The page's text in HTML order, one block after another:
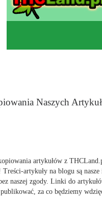
Naszych
artykułów z
Treści-artykuły na blogu są
naszej zgody. Linki do
publikować, za co będziemy